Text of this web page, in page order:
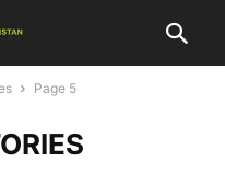
Page 5